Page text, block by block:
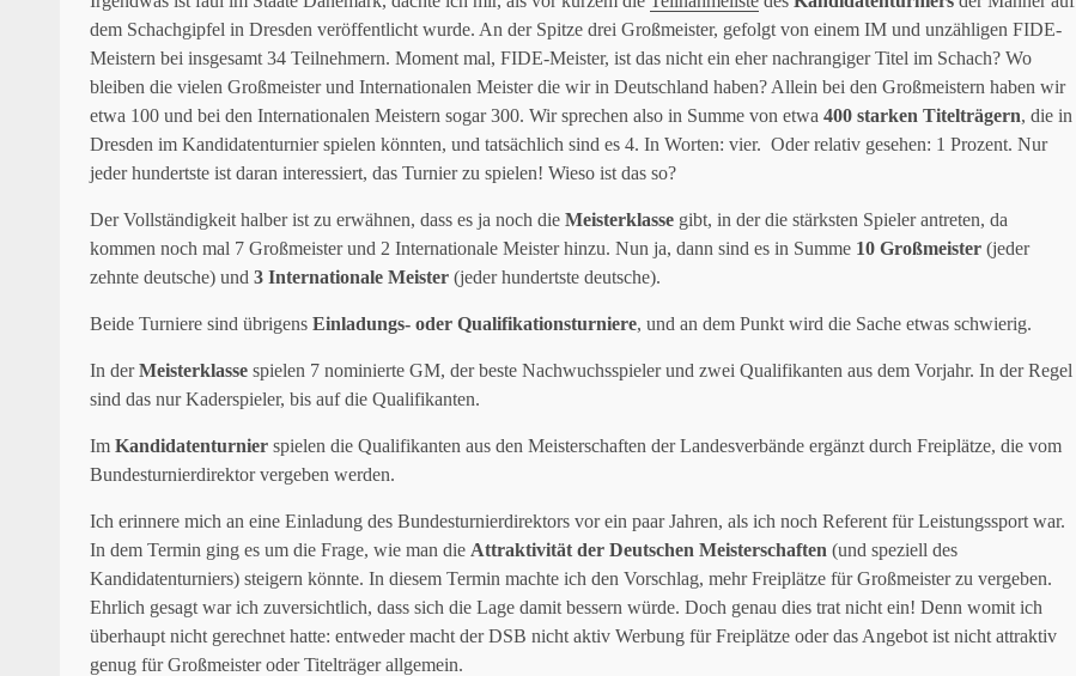
dem Schachgipfel in Dresden veröffentlicht wurde. An der Spitze drei Großmeister, gefolgt von einem IM und unzähligen FIDE-
Meistern bei insgesamt 34 Teilnehmern. Moment mal, FIDE-Meister, ist das nicht ein eher nachrangiger Titel im Schach? Wo
bleiben die vielen Großmeister und Internationalen Meister die wir in Deutschland haben? Allein bei den Großmeistern haben wir
etwa 100 und bei den Internationalen Meistern sogar 300. Wir sprechen also in Summe von etwa 400 starken Titelträgern, die in
Dresden im Kandidatenturnier spielen könnten, und tatsächlich sind es 4. In Worten: vier. Oder relativ gesehen: 1 Prozent. Nur
jeder hundertste ist daran interessiert, das Turnier zu spielen! Wieso ist das so?
Der Vollständigkeit halber ist zu erwähnen, dass es ja noch die Meisterklasse gibt, in der die stärksten Spieler antreten, da
kommen noch mal 7 Großmeister und 2 Internationale Meister hinzu. Nun ja, dann sind es in Summe 10 Großmeister (jeder
zehnte deutsche) und 3 Internationale Meister (jeder hundertste deutsche).
Beide Turniere sind übrigens Einladungs- oder Qualifikationsturniere, und an dem Punkt wird die Sache etwas schwierig.
In derMeisterklasse spielen 7 nominierte GM, der beste Nachwuchsspieler und zwei Qualifikanten aus dem Vorjahr. In der Regel
sind das nur Kaderspieler, bis auf die Qualifikanten.
Im Kandidatenturnier spielen die Qualifikanten aus den Meisterschaften der Landesverbände ergänzt durch Freiplätze, die vom
Bundesturnierdirektor vergeben werden.
Ich erinnere mich an eine Einladung des Bundesturnierdirektors vor ein paar Jahren, als ich noch Referent für Leistungssport war.
In dem Termin ging es um die Frage, wie man die Attraktivität der Deutschen Meisterschaften (und speziell des
Kandidatenturniers) steigern könnte. In diesem Termin machte ich den Vorschlag, mehr Freiplätze für Großmeister zu vergeben.
Ehrlich gesagt war ich zuversichtlich, dass sich die Lage damit bessern würde. Doch genau dies trat nicht ein! Denn womit ich
überhaupt nicht gerechnet hatte: entweder macht der DSB nicht aktiv Werbung für Freiplätze oder das Angebot ist nicht attraktiv
genug für Großmeister oder Titelträger allgemein.